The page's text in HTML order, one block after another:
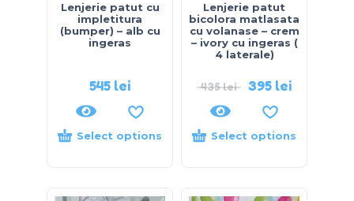
Lenjerie patut cu
impletitura
(bumper) – alb cu
ingeras
545 lei
Select options
Lenjerie patut
bicolora matlasata
cu volanase – crem
– ivory cu ingeras (
4 laterale)
435lei 395 lei
Select options